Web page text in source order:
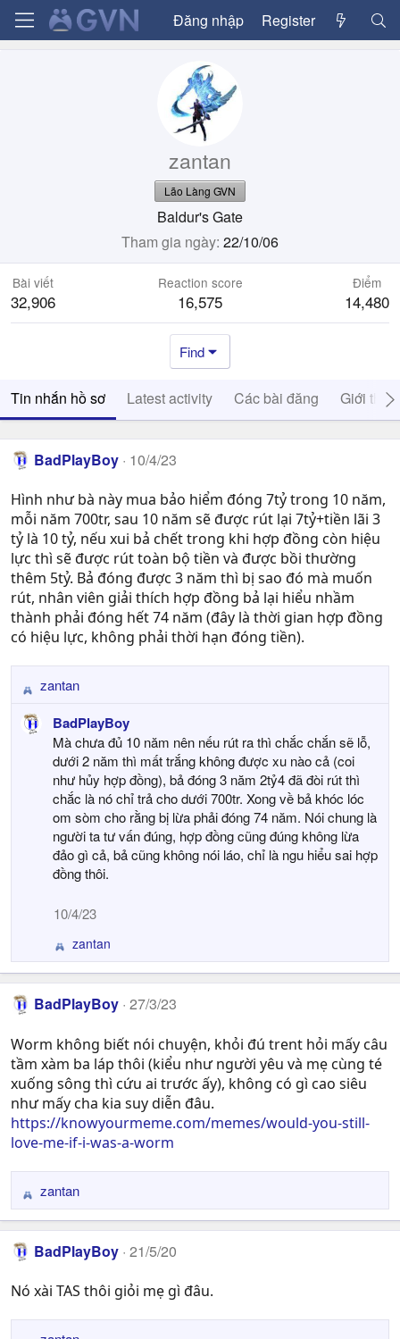
Đăng nhập Register
zantan
Lão Làng GVN
Baldur's Gate
Tham gia ngày 22/10/06
Bài viết
32,906
Reaction score
16,575
Điểm
14,480
Find
Tin nhắn hồ sơ Latest activity Các bài đăng Giới thiệu
BadPlayBoy 10/4/23
Hình như bà này mua bảo hiểm đóng 7tỷ trong 10 năm,
mỗi năm 700tr, sau 10 năm sẽ được rút lại 7tỷ+tiền lãi 3
tỷ là 10 tỷ, nếu xui bả chết trong khi hợp đồng còn hiệu
lực thì sẽ được rút toàn bộ tiền và được bồi thường
thêm 5tỷ. Bả đóng được 3 năm thì bị sao đó mà muốn
rút, nhân viên giải thích hợp đồng bả lại hiểu nhầm
thành phải đóng hết 74 năm (đây là thời gian hợp đồng
có hiệu lực, không phải thời hạn đóng tiền).
R
e
a
zantan
BadPlayBoy
Mà chưa đủ 10 năm nên nếu rút ra thì chắc chắn sẽ lỗ,
dưới 2 năm thì mất trắng không được xu nào cả (coi
như hủy hợp đồng), bả đóng 3 năm 2tỷ4 đã đòi rút thì
chắc là nó chỉ trả cho dưới 700tr. Xong về bả khóc lóc
om sòm cho rằng bị lừa phải đóng 74 năm. Nói chung là
người ta tư vấn đúng, hợp đồng cũng đúng không lừa
đảo gì cả, bả cũng không nói láo, chỉ là ngu hiểu sai hợp
đồng thôi.
10/4/23
R
e
a
c
o
n
s
:
zantan
BadPlayBoy 27/3/23
Worm không biết nói chuyện, khỏi đú trent hỏi mấy câu
tầm xàm ba láp thôi (kiểu như người yêu và mẹ cùng té
xuống sông thì cứu ai trước ấy), không có gì cao siêu
như mấy cha kia suy diễn đâu.
https://knowyourmeme.com/memes/would-you-still-
love-me-if-i-was-a-worm
R
e
a
c
i
zantan
BadPlayBoy 21/5/20
Nó xài TAS thôi giỏi mẹ gì đâu.